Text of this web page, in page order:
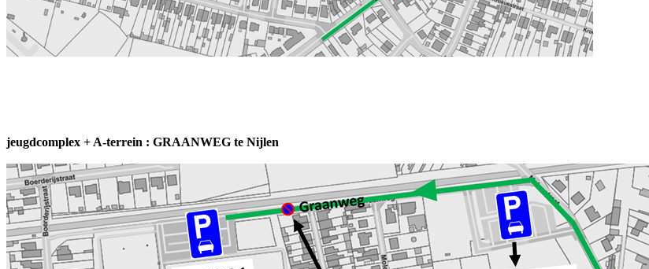
jeugdcomplex + A-terrein : GRAANWEG te Nijlen